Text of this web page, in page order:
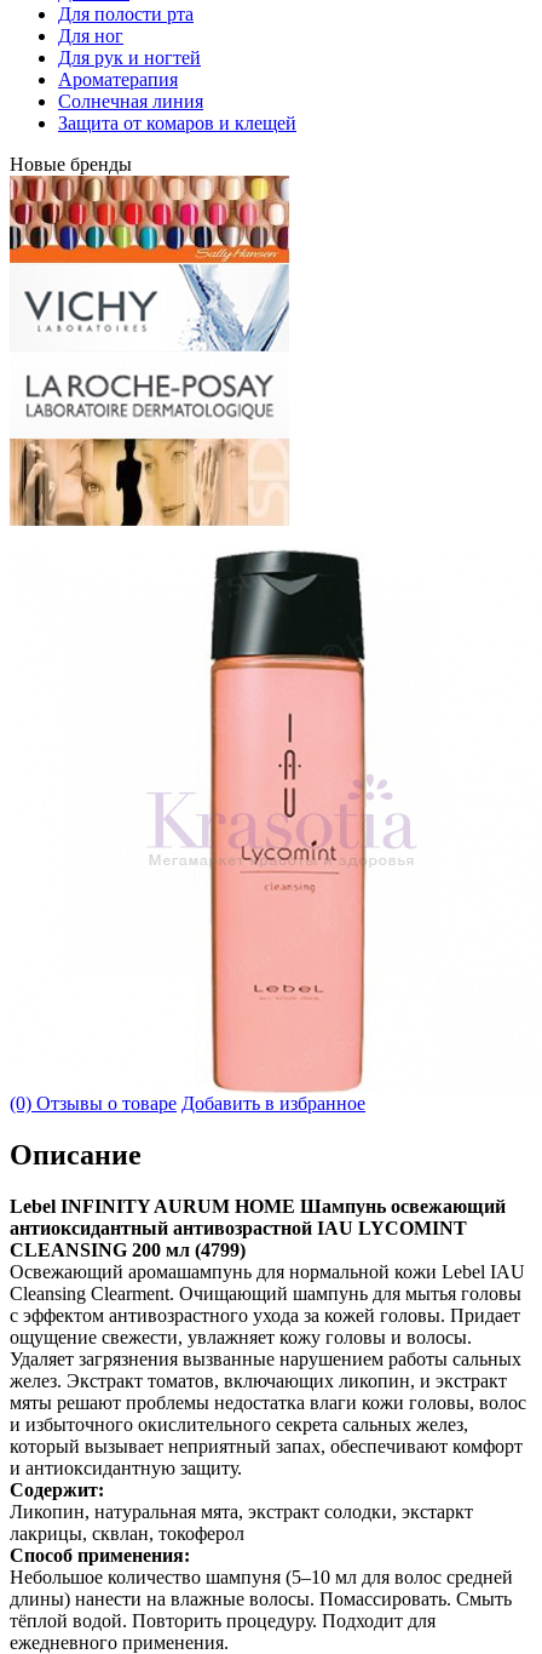
Для полости рта
Для ног
Для рук и ногтей
Ароматерапия
Солнечная линия
Защита от комаров и клещей
Новые бренды
(0) Отзывы о товаре Добавить в избранное
Описание
Lebel INFINITY AURUM HOME Шампунь освежающий
антиоксидантный антивозрастной IAU LYCOMINT
CLEANSING 200 мл (4799)
Освежающий аромашампунь для нормальной кожи Lebel IAU
Cleansing Clearment. Очищающий шампунь для мытья головы
с эффектом антивозрастного ухода за кожей головы. Придает
ощущение свежести, увлажняет кожу головы и волосы.
Удаляет загрязнения вызванные нарушением работы сальных
желез. Экстракт томатов, включающих ликопин, и экстракт
мяты решают проблемы недостатка влаги кожи головы, волос
и избыточного окислительного секрета сальных желез,
который вызывает неприятный запах, обеспечивают комфорт
и антиоксидантную защиту.
Содержит:
Ликопин, натуральная мята, экстракт солодки, экстаркт
лакрицы, сквлан, токоферол
Способ применения:
Небольшое количество шампуня (5–10 мл для волос средней
длины) нанести на влажные волосы. Помассировать. Смыть
тёплой водой. Повторить процедуру. Подходит для
ежедневного применения.